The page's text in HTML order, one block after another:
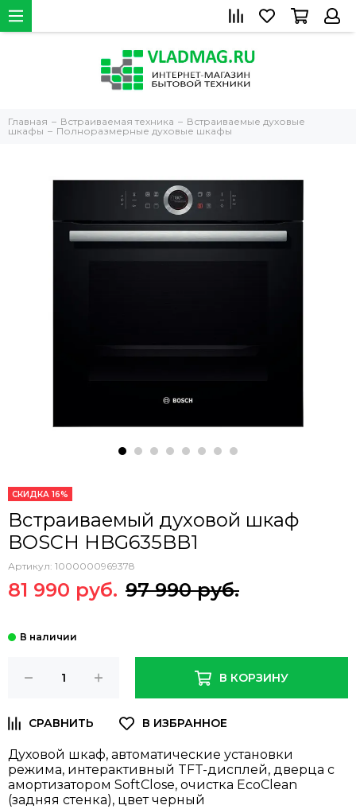
Главная Встраиваемая техника
Встраиваемые духовые
шкафы
Полноразмерные духовые шкафы
СКИДКА 16%
Встраиваемый духовой шкаф
BOSCH HBG635BB1
Артикул: 1000000969378
81 990 руб. 97 990 руб.
В КОРЗИНУ
Духовой шкаф, автоматические установки
режима, интерактивный TFT-дисплей, дверца с
амортизатором SoftClose, очистка EcoClean
(задняя стенка), цвет черный